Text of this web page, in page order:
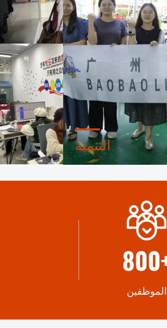
التنمية
ولديها أكثر من عشر سنوات من
800
الموظفين